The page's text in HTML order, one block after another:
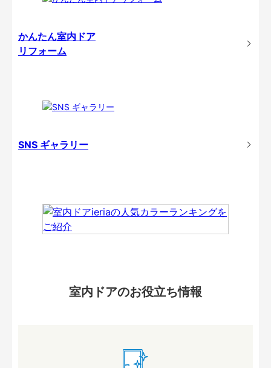
かんたん室内ドア
リフォーム
SNS ギャラリー
室内ドアのお役立ち情報